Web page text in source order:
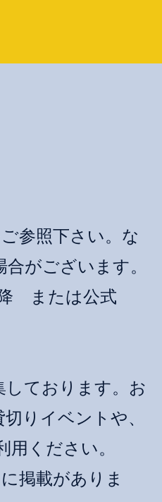
参照下さい。な
がございます。
または公式
しております。お
りイベントや、
ください。
掲載がありま